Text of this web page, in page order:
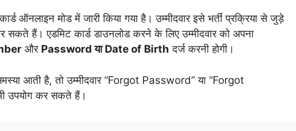
ऑनलाइन मोड में जारी किया गया है। उम्मीदवार इसे भर्ती प्रक्रिया से जुड़े
सकते हैं। एडमिट कार्ड डाउनलोड करने के लिए उम्मीदवार को अपना
और Password या Date of Birth दर्ज करनी होगी।
आती है, तो उम्मीदवार “Forgot Password” या “Forgot
उपयोग कर सकते हैं।